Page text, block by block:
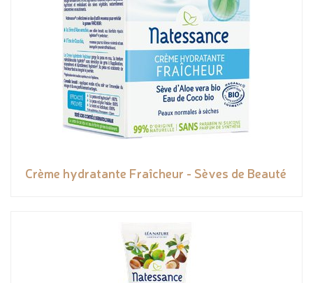
Crème hydratante Fraîcheur - Sèves de Beauté